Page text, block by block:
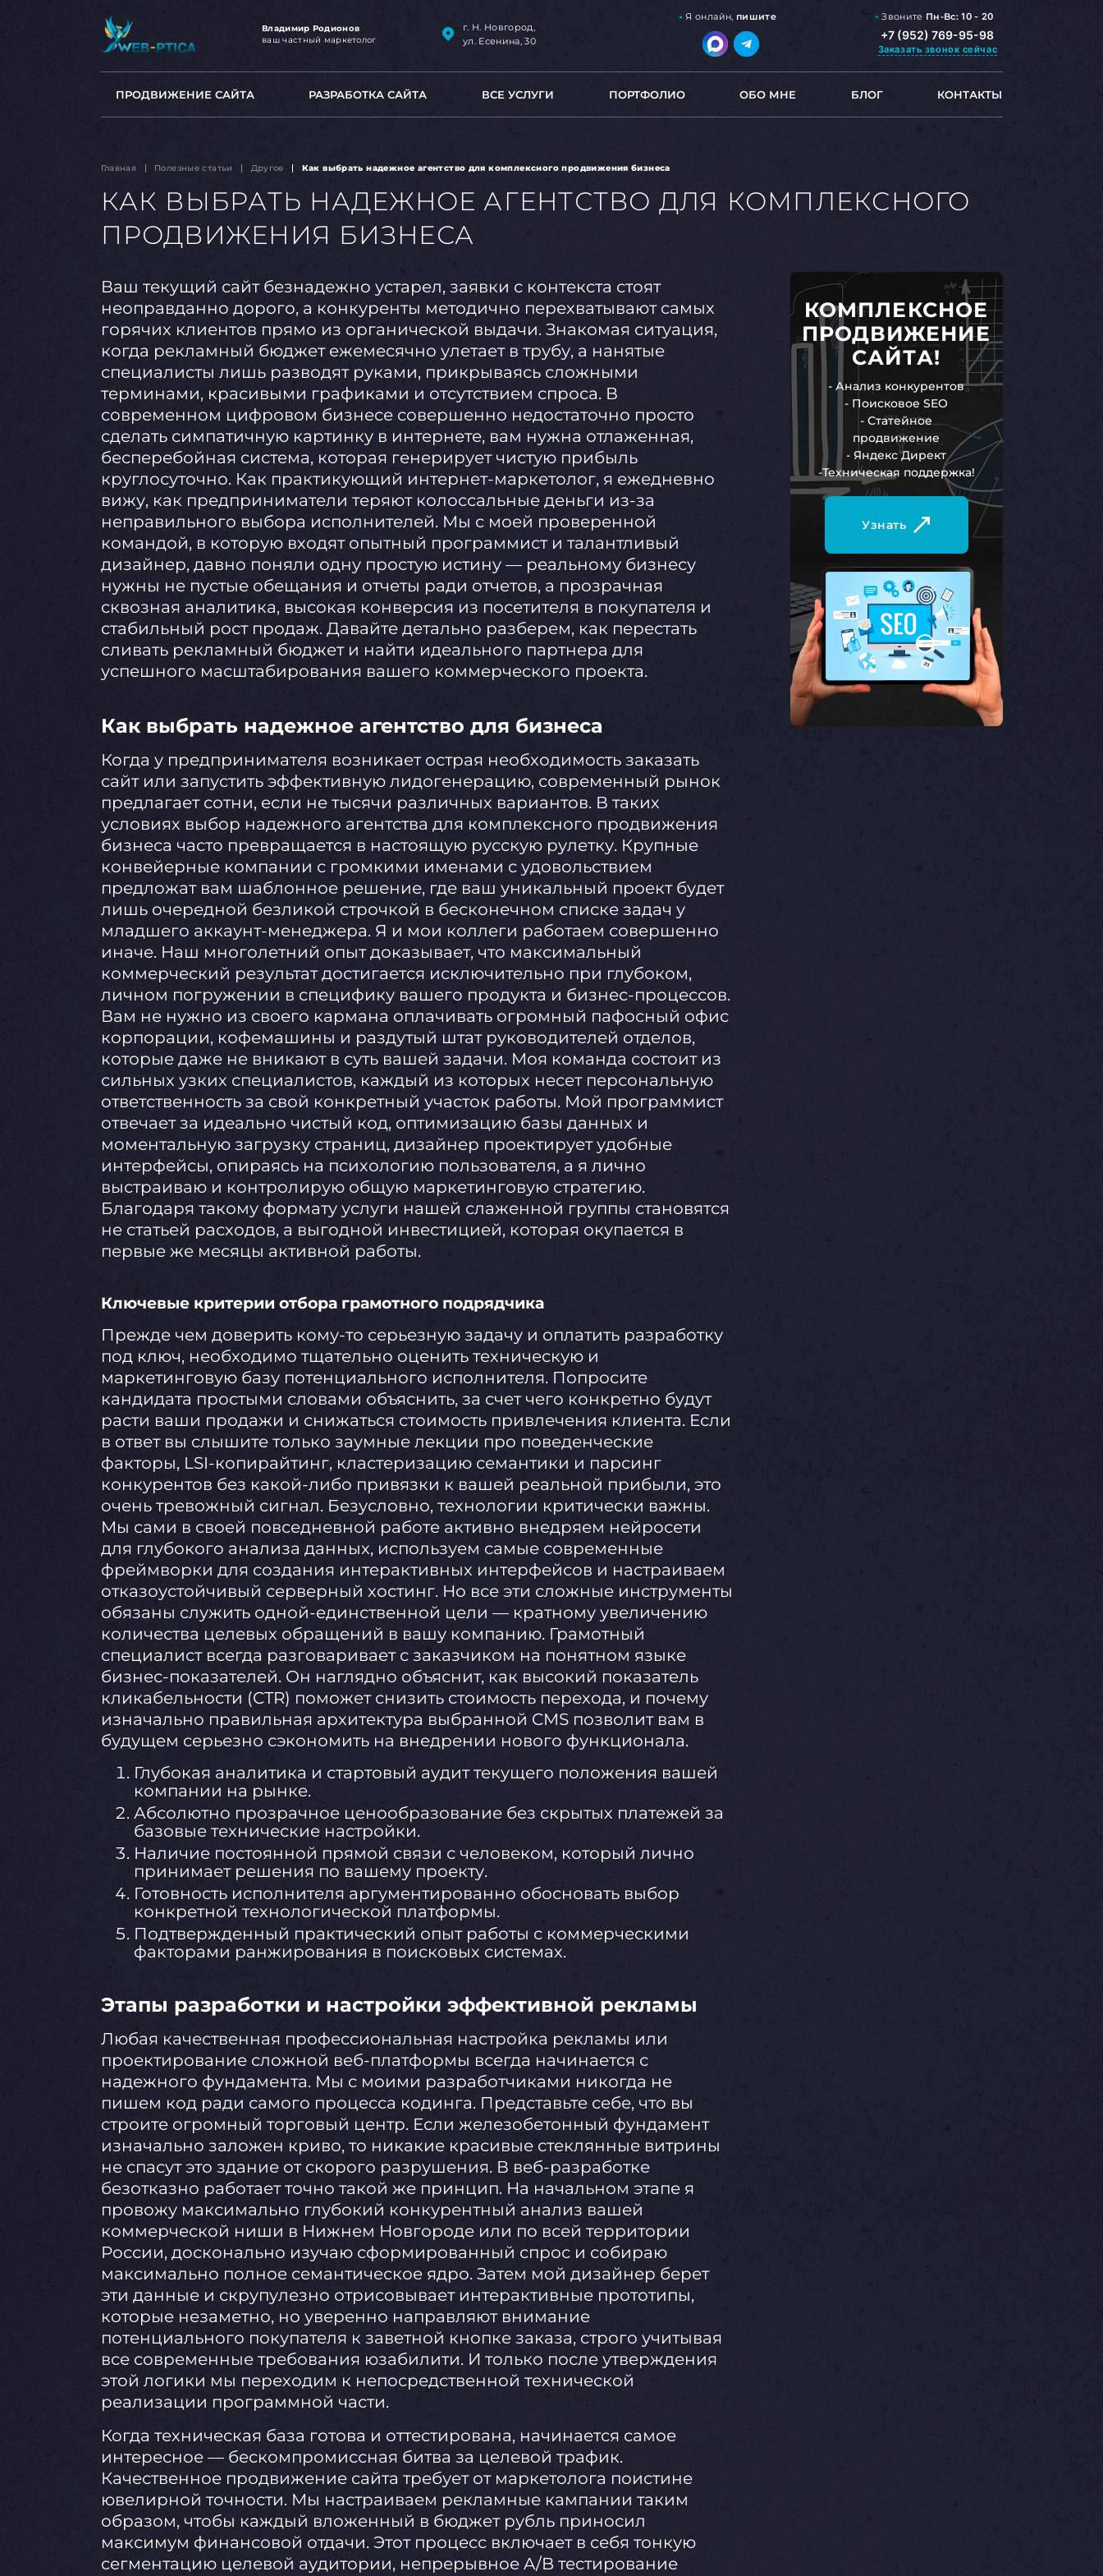
Владимир Родионов
ваш частный маркетолог
г. Н. Новгород,
ул. Есенина, 30
Я онлайн, пишите Звоните Пн-Вс:10 - 20
+7 (952) 769-95-98
Заказать звонок сейчас
ПРОДВИЖЕНИЕ САЙТА РАЗРАБОТКА САЙТА ВСЕ УСЛУГИ ПОРТФОЛИО ОБО МНЕ БЛОГ КОНТАКТЫ
Главная Полезные статьи Другое Как выбрать надежное агентство для комплексного продвижения бизнеса
КАК ВЫБРАТЬ НАДЕЖНОЕ АГЕНТСТВО ДЛЯ КОМПЛЕКСНОГО
ПРОДВИЖЕНИЯ БИЗНЕСА
Ваш текущий сайт безнадежно устарел, заявки с контекста стоят
неоправданно дорого, а конкуренты методично перехватывают самых
горячих клиентов прямо из органической выдачи. Знакомая ситуация,
когда рекламный бюджет ежемесячно улетает в трубу, а нанятые
специалисты лишь разводят руками, прикрываясь сложными
терминами, красивыми графиками и отсутствием спроса. В
современном цифровом бизнесе совершенно недостаточно просто
сделать симпатичную картинку в интернете, вам нужна отлаженная,
бесперебойная система, которая генерирует чистую прибыль
круглосуточно. Как практикующий интернет-маркетолог, я ежедневно
вижу, как предприниматели теряют колоссальные деньги из-за
неправильного выбора исполнителей. Мы с моей проверенной
командой, в которую входят опытный программист и талантливый
дизайнер, давно поняли одну простую истину — реальному бизнесу
нужны не пустые обещания и отчеты ради отчетов, а прозрачная
сквозная аналитика, высокая конверсия из посетителя в покупателя и
стабильный рост продаж. Давайте детально разберем, как перестать
сливать рекламный бюджет и найти идеального партнера для
успешного масштабирования вашего коммерческого проекта.
Как выбрать надежное агентство для бизнеса
Когда у предпринимателя возникает острая необходимость заказать
сайт или запустить эффективную лидогенерацию, современный рынок
предлагает сотни, если не тысячи различных вариантов. В таких
условиях выбор надежного агентства для комплексного продвижения
бизнеса часто превращается в настоящую русскую рулетку. Крупные
конвейерные компании с громкими именами с удовольствием
предложат вам шаблонное решение, где ваш уникальный проект будет
лишь очередной безликой строчкой в бесконечном списке задач у
младшего аккаунт-менеджера. Я и мои коллеги работаем совершенно
иначе. Наш многолетний опыт доказывает, что максимальный
коммерческий результат достигается исключительно при глубоком,
личном погружении в специфику вашего продукта и бизнес-процессов.
Вам не нужно из своего кармана оплачивать огромный пафосный офис
корпорации, кофемашины и раздутый штат руководителей отделов,
которые даже не вникают в суть вашей задачи. Моя команда состоит из
сильных узких специалистов, каждый из которых несет персональную
ответственность за свой конкретный участок работы. Мой программист
отвечает за идеально чистый код, оптимизацию базы данных и
моментальную загрузку страниц, дизайнер проектирует удобные
интерфейсы, опираясь на психологию пользователя, а я лично
выстраиваю и контролирую общую маркетинговую стратегию.
Благодаря такому формату услуги нашей слаженной группы становятся
не статьей расходов, а выгодной инвестицией, которая окупается в
первые же месяцы активной работы.
Ключевые критерии отбора грамотного подрядчика
Прежде чем доверить кому-то серьезную задачу и оплатить разработку
под ключ, необходимо тщательно оценить техническую и
маркетинговую базу потенциального исполнителя. Попросите
кандидата простыми словами объяснить, за счет чего конкретно будут
расти ваши продажи и снижаться стоимость привлечения клиента. Если
в ответ вы слышите только заумные лекции про поведенческие
факторы, LSI-копирайтинг, кластеризацию семантики и парсинг
конкурентов без какой-либо привязки к вашей реальной прибыли, это
очень тревожный сигнал. Безусловно, технологии критически важны.
Мы сами в своей повседневной работе активно внедряем нейросети
для глубокого анализа данных, используем самые современные
фреймворки для создания интерактивных интерфейсов и настраиваем
отказоустойчивый серверный хостинг. Но все эти сложные инструменты
обязаны служить одной-единственной цели — кратному увеличению
количества целевых обращений в вашу компанию. Грамотный
специалист всегда разговаривает с заказчиком на понятном языке
бизнес-показателей. Он наглядно объяснит, как высокий показатель
кликабельности (CTR) поможет снизить стоимость перехода, и почему
изначально правильная архитектура выбранной CMS позволит вам в
будущем серьезно сэкономить на внедрении нового функционала.
Глубокая аналитика и стартовый аудит текущего положения вашей
компании на рынке.
Абсолютно прозрачное ценообразование без скрытых платежей за
базовые технические настройки.
Наличие постоянной прямой связи с человеком, который лично
принимает решения по вашему проекту.
Готовность исполнителя аргументированно обосновать выбор
конкретной технологической платформы.
Подтвержденный практический опыт работы с коммерческими
факторами ранжирования в поисковых системах.
Этапы разработки и настройки эффективной рекламы
Любая качественная профессиональная настройка рекламы или
проектирование сложной веб-платформы всегда начинается с
надежного фундамента. Мы с моими разработчиками никогда не
пишем код ради самого процесса кодинга. Представьте себе, что вы
строите огромный торговый центр. Если железобетонный фундамент
изначально заложен криво, то никакие красивые стеклянные витрины
не спасут это здание от скорого разрушения. В веб-разработке
безотказно работает точно такой же принцип. На начальном этапе я
провожу максимально глубокий конкурентный анализ вашей
коммерческой ниши в Нижнем Новгороде или по всей территории
России, досконально изучаю сформированный спрос и собираю
максимально полное семантическое ядро. Затем мой дизайнер берет
эти данные и скрупулезно отрисовывает интерактивные прототипы,
которые незаметно, но уверенно направляют внимание
потенциального покупателя к заветной кнопке заказа, строго учитывая
все современные требования юзабилити. И только после утверждения
этой логики мы переходим к непосредственной технической
реализации программной части.
Когда техническая база готова и оттестирована, начинается самое
интересное — бескомпромиссная битва за целевой трафик.
Качественное продвижение сайта требует от маркетолога поистине
ювелирной точности. Мы настраиваем рекламные кампании таким
образом, чтобы каждый вложенный в бюджет рубль приносил
максимум финансовой отдачи. Этот процесс включает в себя тонкую
сегментацию целевой аудитории, непрерывное A/B тестирование
КОМПЛЕКСНОЕ
ПРОДВИЖЕНИЕ
САЙТА!
- Анализ конкурентов
- Поисковое SEO
- Статейное
продвижение
- Яндекс Директ
-Техническая поддержка!
Узнать